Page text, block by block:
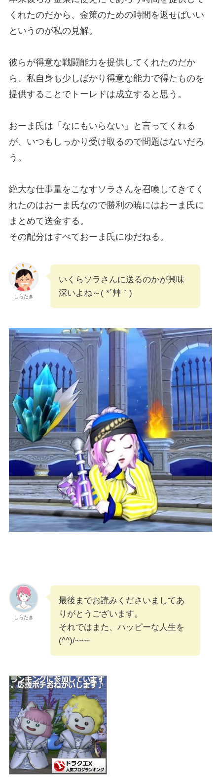
くれたのだから、金策のための時間を返せばいい
というのが私の見解。
彼らが得意な戦闘能力を提供してくれたのだか
ら、私自身も少しばかり得意な能力で得たものを
提供することでトーレドは成立すると思う。
おーま氏は「なにもいらない」と言ってくれる
が、いつもしっかり受け取るので問題はないだろ
う。
絶大な仕事量をこなすソラさんを召喚してきてく
れたのはおーま氏なので勝利の暁にはおーま氏に
まとめて送金する。
その配分はすべておーま氏にゆだねる。
しらたき
いくらソラさんに送るのかが興味
深いよね～( *´艸｀)
しらたき
最後までお読みくださいましてあ
りがとうございます。
それではまた、ハッピーな人生を
(^^)/~~~